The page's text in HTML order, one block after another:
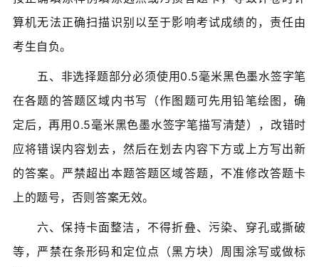
算机无法正确扫描识别以至于影响考试成绩的，责任由
考生自负。
五、非选择题部分必须使用0.5毫米黑色墨水签字笔
在各题的答题区域内书写（作图题可先用铅笔绘图，确
定后，再用0.5毫米黑色墨水签字笔描写清楚），改错时
应将错误内容划去，然后在划去内容下方或上方写出新
的答案。严禁超出本题答题区域答题，不准修改答题卡
上的题号，否则答案无效。
六、保持卡面整洁，不得折叠、污染、穿孔或撕破
等，严禁在条形码和定位点（黑方块）周围涂写或做标